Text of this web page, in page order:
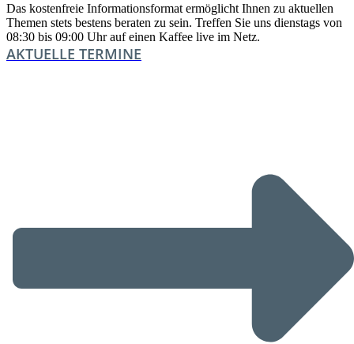
Das kostenfreie Informationsformat ermöglicht Ihnen zu aktuellen
Themen stets bestens beraten zu sein. Treffen Sie uns dienstags von
08:30 bis 09:00 Uhr auf einen Kaffee live im Netz.
AKTUELLE TERMINE